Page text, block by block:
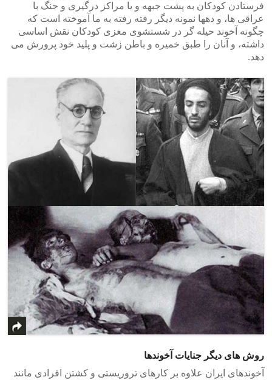
فرستادن کودکان به پشت جبهه و یا مراکز درگیری و جنگ با
عراقی ها، و دهها نمونه دیگر رفته رفته به ما آموخته است که
چگونه آخوند حیله گر در شستشوی مغزی کودکان نقش اساسی
داشته، و آنان را طبق خمیره و باطن زشت و پلید خود پرورش می
دهد.
روش های دیگر جنایات آخوندها
آخوندهای ایران علاوه بر کارهای تروریستی و کشتن افرادی مانند